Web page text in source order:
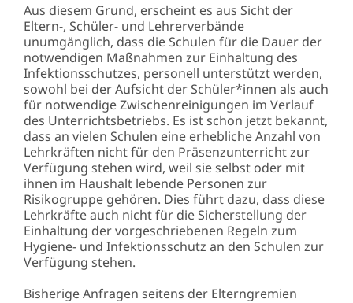
Aus diesem Grund, erscheint es aus Sicht der
Eltern-, Schüler- und Lehrerverbände
unumgänglich, dass die Schulen für die Dauer der
notwendigen Maßnahmen zur Einhaltung des
Infektionsschutzes, personell unterstützt werden,
sowohl bei der Aufsicht der Schüler*innen als auch
für notwendige Zwischenreinigungen im Verlauf
des Unterrichtsbetriebs. Es ist schon jetzt bekannt,
dass an vielen Schulen eine erhebliche Anzahl von
Lehrkräften nicht für den Präsenzunterricht zur
Verfügung stehen wird, weil sie selbst oder mit
ihnen im Haushalt lebende Personen zur
Risikogruppe gehören. Dies führt dazu, dass diese
Lehrkräfte auch nicht für die Sicherstellung der
Einhaltung der vorgeschriebenen Regeln zum
Hygiene- und Infektionsschutz an den Schulen zur
Verfügung stehen.
Bisherige Anfragen seitens der Elterngremien